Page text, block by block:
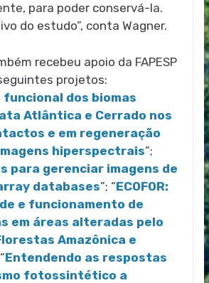
para poder conservá-la.
do estudo”, conta Wagner.
recebeu apoio da FAPESP
projetos:
funcional dos biomas
Atlântica e Cerrado nos
e em regeneração
hiperspectrais”;
para gerenciar imagens de
databases”; “ECOFOR:
e funcionamento de
em áreas alteradas pelo
Amazônica e
Entendendo as respostas
fotossintético a